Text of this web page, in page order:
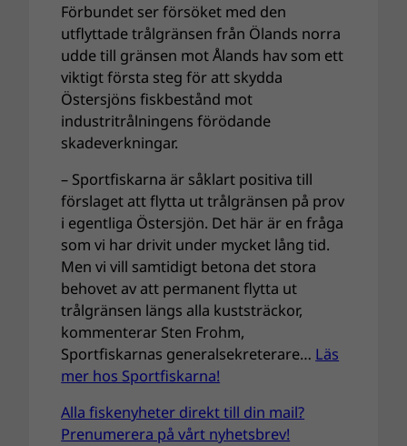
Förbundet ser försöket med den
utflyttade trålgränsen från Ölands norra
udde till gränsen mot Ålands hav som ett
viktigt första steg för att skydda
Östersjöns fiskbestånd mot
industritrålningens förödande
skadeverkningar.
– Sportfiskarna är såklart positiva till
förslaget att flytta ut trålgränsen på prov
i egentliga Östersjön. Det här är en fråga
som vi har drivit under mycket lång tid.
Men vi vill samtidigt betona det stora
behovet av att permanent flytta ut
trålgränsen längs alla kuststräckor,
kommenterar Sten Frohm,
Sportfiskarnas generalsekreterare… Läs
mer hos Sportfiskarna!
Alla fiskenyheter direkt till din mail?
Prenumerera på vårt nyhetsbrev!